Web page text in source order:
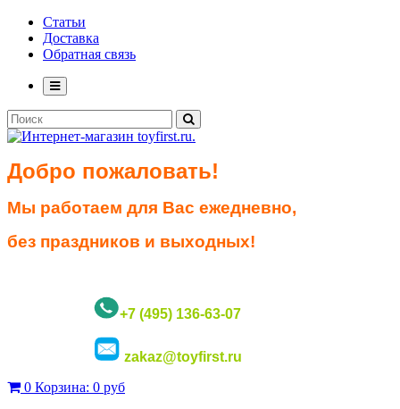
Статьи
Доставка
Обратная связь
Добро пожаловать!
Мы работаем для Вас ежедневно,
без праздников и выходных!
+7 (495) 136-63-07
zakaz@toyfirst.ru
0 Корзина: 0 руб